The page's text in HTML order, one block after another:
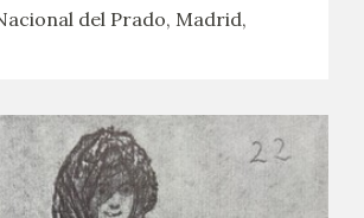
del Prado, Madrid,